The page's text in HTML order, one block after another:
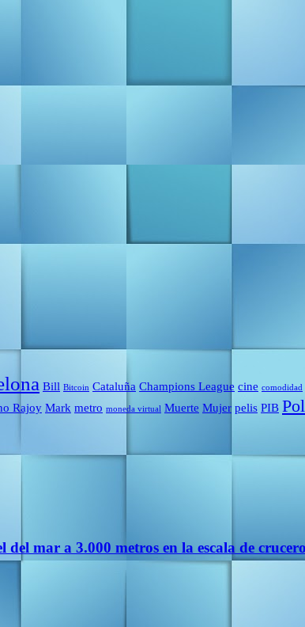
Bill Bitcoin Cataluña Champions League cine comodidad
Rajoy Mark metro moneda virtual Muerte Mujer pelis PIB
del mar a 3.000 metros en la escala de